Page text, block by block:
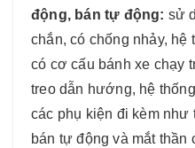
động, bán tự động: sử
chắn, có chống nhảy,
có cơ cấu bánh xe chạy
treo dẫn hướng, hệ
các phụ kiện đi kèm như
bán tự động và mắt thần